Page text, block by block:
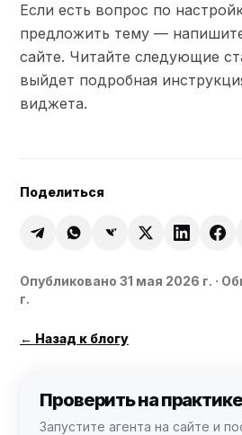
Если есть вопрос по
предложить тему —
сайте. Читайте следующие
выйдет подробная
виджета.
Поделиться
Опубликовано 31 мая 2026 г. ·
г.
← Назад к блогу
Проверить на практике
Запустите агента на сайте и